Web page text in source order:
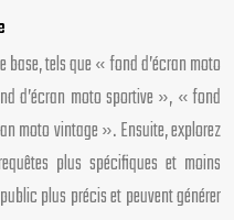
tels que « fond d’écran moto
d’écran moto sportive », « fond
moto vintage ». Ensuite, explorez
plus spécifiques et moins
plus précis et peuvent générer